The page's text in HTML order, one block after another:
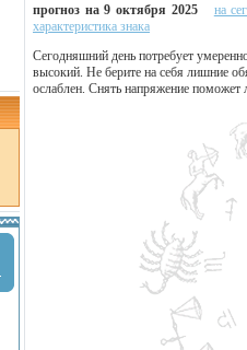
прогноз на 9 октября 2025
на
характеристика знака
Сегодняшний день потребует
высокий. Не берите на себя лишние
ослаблен. Снять напряжение поможет